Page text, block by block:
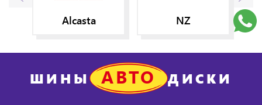
Alcasta NZ
ШИНЫ АВТО ДИСКИ